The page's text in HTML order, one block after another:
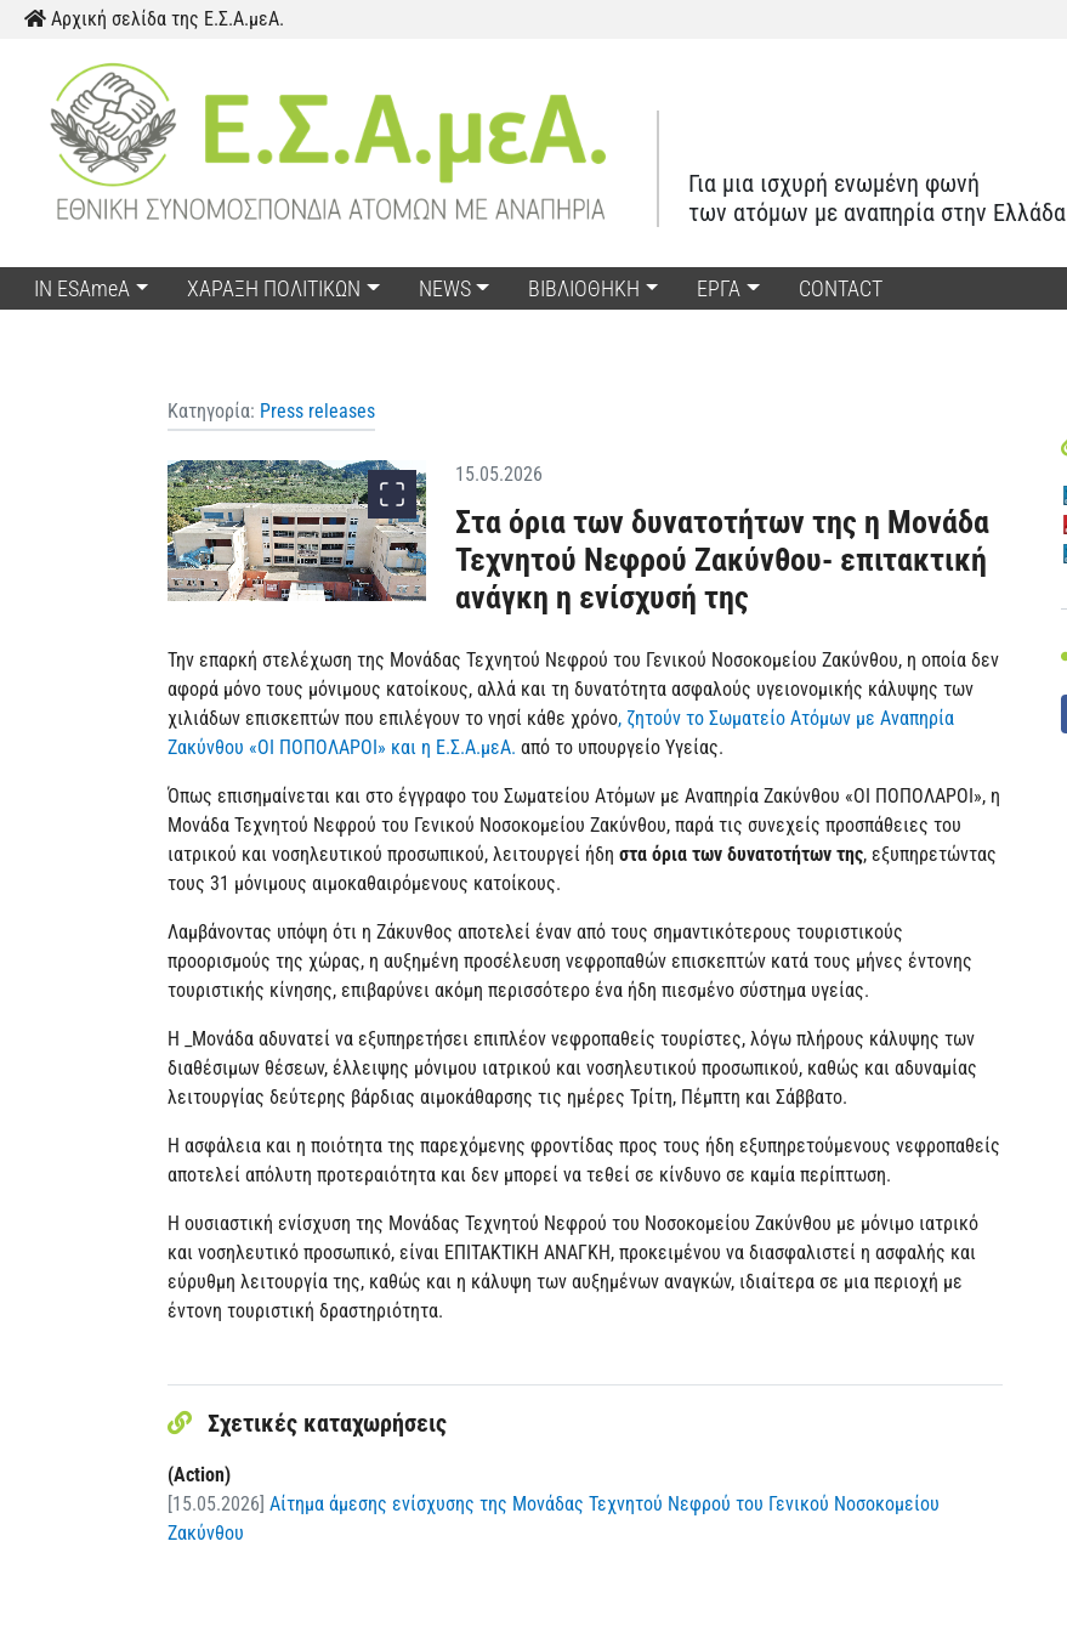
Skip to content
Αρχική σελίδα της Ε.Σ.Α.μεΑ.
Για μια ισχυρή ενωμένη φωνή
των ατόμων με αναπηρία στην Ελλάδα
IN ESAmeA ΧΑΡΑΞΗ ΠΟΛΙΤΙΚΩΝ NEWS ΒΙΒΛΙΟΘΗΚΗ ΕΡΓΑ CONTACT
Κατηγορία: Press releases
15.05.2026
Στα όρια των δυνατοτήτων της η Μονάδα
Τεχνητού Νεφρού Ζακύνθου- επιτακτική
ανάγκη η ενίσχυσή της
Την επαρκή στελέχωση της Μονάδας Τεχνητού Νεφρού του Γενικού Νοσοκομείου Ζακύνθου, η οποία δεν
αφορά μόνο τους μόνιμους κατοίκους, αλλά και τη δυνατότητα ασφαλούς υγειονομικής κάλυψης των
χιλιάδων επισκεπτών που επιλέγουν το νησί κάθε χρόνο, ζητούν το Σωματείο Ατόμων με Αναπηρία
Ζακύνθου «ΟΙ ΠΟΠΟΛΑΡΟΙ» και η Ε.Σ.Α.μεΑ. από το υπουργείο Υγείας.
Όπως επισημαίνεται και στο έγγραφο του Σωματείου Ατόμων με Αναπηρία Ζακύνθου «ΟΙ ΠΟΠΟΛΑΡΟΙ», η
Μονάδα Τεχνητού Νεφρού του Γενικού Νοσοκομείου Ζακύνθου, παρά τις συνεχείς προσπάθειες του
ιατρικού και νοσηλευτικού προσωπικού, λειτουργεί ήδη στα όρια των δυνατοτήτων της, εξυπηρετώντας
τους 31 μόνιμους αιμοκαθαιρόμενους κατοίκους.
Λαμβάνοντας υπόψη ότι η Ζάκυνθος αποτελεί έναν από τους σημαντικότερους τουριστικούς
προορισμούς της χώρας, η αυξημένη προσέλευση νεφροπαθών επισκεπτών κατά τους μήνες έντονης
τουριστικής κίνησης, επιβαρύνει ακόμη περισσότερο ένα ήδη πιεσμένο σύστημα υγείας.
H _Μονάδα αδυνατεί να εξυπηρετήσει επιπλέον νεφροπαθείς τουρίστες, λόγω πλήρους κάλυψης των
διαθέσιμων θέσεων, έλλειψης μόνιμου ιατρικού και νοσηλευτικού προσωπικού, καθώς και αδυναμίας
λειτουργίας δεύτερης βάρδιας αιμοκάθαρσης τις ημέρες Τρίτη, Πέμπτη και Σάββατο.
Η ασφάλεια και η ποιότητα της παρεχόμενης φροντίδας προς τους ήδη εξυπηρετούμενους νεφροπαθείς
αποτελεί απόλυτη προτεραιότητα και δεν μπορεί να τεθεί σε κίνδυνο σε καμία περίπτωση.
Η ουσιαστική ενίσχυση της Μονάδας Τεχνητού Νεφρού του Νοσοκομείου Ζακύνθου με μόνιμο ιατρικό
και νοσηλευτικό προσωπικό, είναι ΕΠΙΤΑΚΤΙΚΗ ΑΝΑΓΚΗ, προκειμένου να διασφαλιστεί η ασφαλής και
εύρυθμη λειτουργία της, καθώς και η κάλυψη των αυξημένων αναγκών, ιδιαίτερα σε μια περιοχή με
έντονη τουριστική δραστηριότητα.
Σχετικές καταχωρήσεις
(Action)
[15.05.2026] Αίτημα άμεσης ενίσχυσης της Μονάδας Τεχνητού Νεφρού του Γενικού Νοσοκομείου
Ζακύνθου